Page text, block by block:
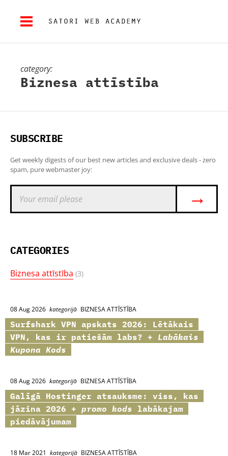
category:
Biznesa attīstība
SUBSCRIBE
Get weekly digests of our best new articles and exclusive deals - zero
spam, pure webmaster joy:
→
CATEGORIES
Biznesa attīstība (3)
08 Aug 2026 kategorijā BIZNESA ATTĪSTĪBA
Surfshark VPN apskats 2026: Lētākais
VPN, kas ir patiešām labs? + Labākais
Kupona Kods
08 Aug 2026 kategorijā BIZNESA ATTĪSTĪBA
Galīgā Hostinger atsauksme: viss, kas
jāzina 2026 + promo kods labākajam
piedāvājumam
18 Mar 2021 kategorijā BIZNESA ATTĪSTĪBA